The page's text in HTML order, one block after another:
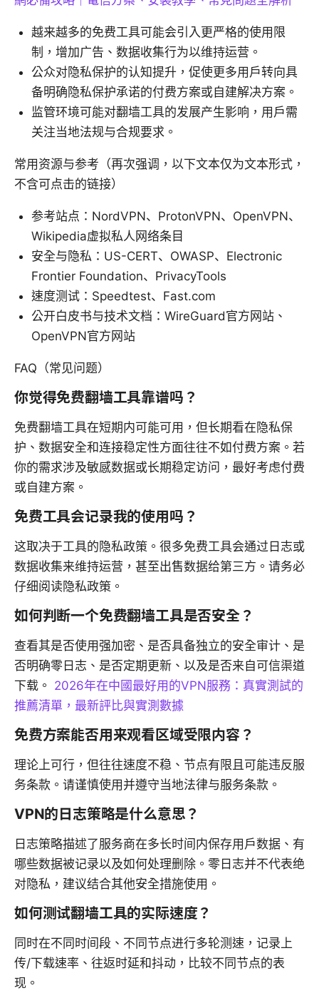
越来越多的免费工具可能会引入更严格的使用限
制，增加广告、数据收集行为以维持运营。
公众对隐私保护的认知提升，促使更多用户转向具
备明确隐私保护承诺的付费方案或自建解决方案。
监管环境可能对翻墙工具的发展产生影响，用户需
关注当地法规与合规要求。
常用资源与参考（再次强调，以下文本仅为文本形式，
不含可点击的链接）
参考站点：NordVPN、ProtonVPN、OpenVPN、
Wikipedia虚拟私人网络条目
安全与隐私：US-CERT、OWASP、Electronic
Frontier Foundation、PrivacyTools
速度测试：Speedtest、Fast.com
公开白皮书与技术文档：WireGuard官方网站、
OpenVPN官方网站
FAQ（常见问题）
你觉得免费翻墙工具靠谱吗？
免费翻墙工具在短期内可能可用，但长期看在隐私保
护、数据安全和连接稳定性方面往往不如付费方案。若
你的需求涉及敏感数据或长期稳定访问，最好考虑付费
或自建方案。
免费工具会记录我的使用吗？
这取决于工具的隐私政策。很多免费工具会通过日志或
数据收集来维持运营，甚至出售数据给第三方。请务必
仔细阅读隐私政策。
如何判断一个免费翻墙工具是否安全？
查看其是否使用强加密、是否具备独立的安全审计、是
否明确零日志、是否定期更新、以及是否来自可信渠道
下载。 2026年在中國最好用的VPN服務：真實測試的
推薦清單，最新評比與實測數據
免费方案能否用来观看区域受限内容？
理论上可行，但往往速度不稳、节点有限且可能违反服
务条款。请谨慎使用并遵守当地法律与服务条款。
VPN的日志策略是什么意思？
日志策略描述了服务商在多长时间内保存用户数据、有
哪些数据被记录以及如何处理删除。零日志并不代表绝
对隐私，建议结合其他安全措施使用。
如何测试翻墙工具的实际速度？
同时在不同时间段、不同节点进行多轮测速，记录上
传/下载速率、往返时延和抖动，比较不同节点的表
现。